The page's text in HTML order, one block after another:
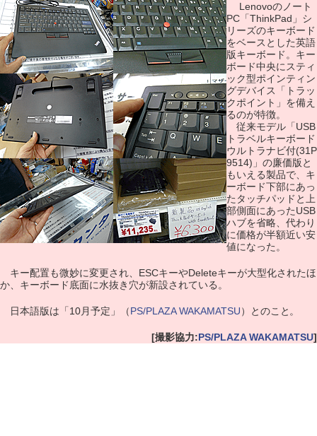
Lenovoのノート
PC「ThinkPad」シ
リーズのキーボード
をベースとした英語
版キーボード。キー
ボード中央にスティ
ック型ポインティン
グデバイス「トラッ
クポイント」を備え
るのが特徴。
従来モデル「USB
トラベルキーボード
ウルトラナビ付(31P
9514)」の廉価版と
もいえる製品で、キ
ーボード下部にあっ
たタッチパッドと上
部側面にあったUSB
ハブを省略、代わり
に価格が半額近い安
値になった。
キー配置も微妙に変更され、ESCキーやDeleteキーが大型化されたほ
か、キーボード底面に水抜き穴が新設されている。
日本語版は「10月予定」（PS/PLAZA WAKAMATSU）とのこと。
[撮影協力:PS/PLAZA WAKAMATSU]